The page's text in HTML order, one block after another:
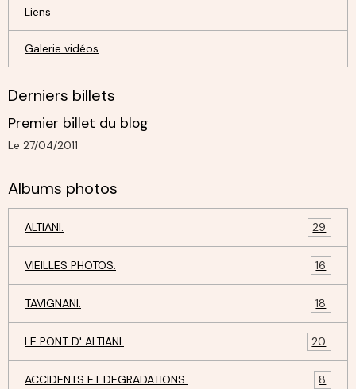
Liens
Galerie vidéos
Derniers billets
Premier billet du blog
Le 27/04/2011
Albums photos
ALTIANI. 29
VIEILLES PHOTOS. 16
TAVIGNANI. 18
LE PONT D' ALTIANI. 20
ACCIDENTS ET DEGRADATIONS. 8